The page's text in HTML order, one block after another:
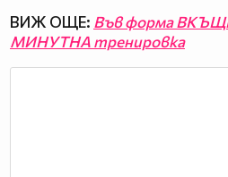
ВИЖ ОЩЕ: Във форма
МИНУТНА тренировка